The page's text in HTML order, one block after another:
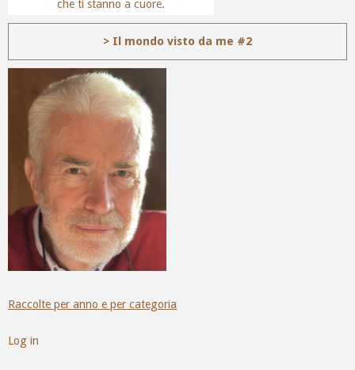
che ti stanno a cuore.
> Il mondo visto da me #2
Raccolte per anno e per categoria
Log in